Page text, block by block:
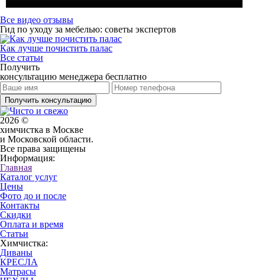
Все видео отзывы
Гид по уходу за мебелью: советы экспертов
Как лучше почистить палас
Все статьи
Получить
консультацию менеджера бесплатно
Получить консультацию
2026 ©
химчистка в Москве
и Московской области.
Все права защищены
Информация:
Главная
Каталог услуг
Цены
Фото до и после
Контакты
Скидки
Оплата и время
Статьи
Химчистка:
Диваны
КРЕСЛА
Матрасы